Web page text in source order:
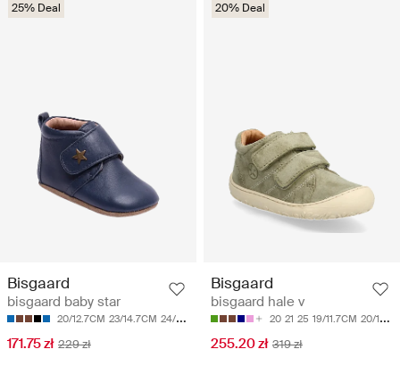
25% Deal
Bisgaard
bisgaard baby star
20/12.7CM 23/14.7CM 24/15.3CM 25/16CM 26/16.6CM
171.75 zł 229 zł
20% Deal
Bisgaard
bisgaard hale v
20 21 25 19/11.7CM 20/12.2CM
255.20 zł 319 zł